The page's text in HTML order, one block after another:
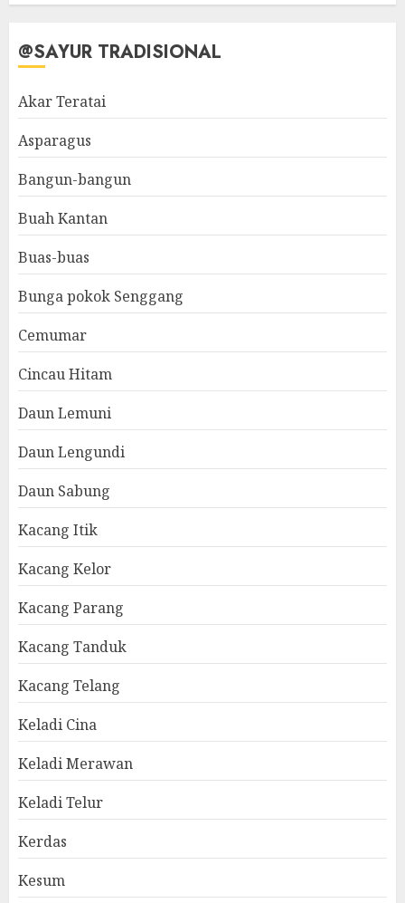
@SAYUR TRADISIONAL
Akar Teratai
Asparagus
Bangun-bangun
Buah Kantan
Buas-buas
Bunga pokok Senggang
Cemumar
Cincau Hitam
Daun Lemuni
Daun Lengundi
Daun Sabung
Kacang Itik
Kacang Kelor
Kacang Parang
Kacang Tanduk
Kacang Telang
Keladi Cina
Keladi Merawan
Keladi Telur
Kerdas
Kesum